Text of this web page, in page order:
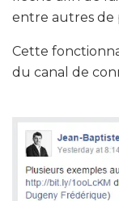
entre autres de
Cette
du canal de